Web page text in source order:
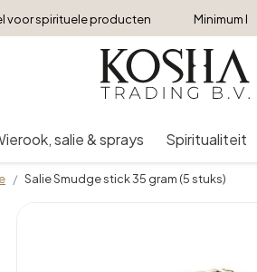
voor spirituele producten Minimum
salie & sprays Spiritualiteit
Salie Smudge stick 35 gram (5 stuks)